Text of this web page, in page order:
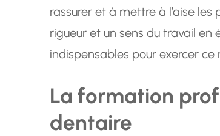
rassurer et à mettre à l’aise
rigueur et un sens du travail
indispensables pour exercer ce
La formation
dentaire